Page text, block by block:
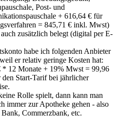
Post- und
+ 616,64 € für
= 845,71 € inkl. Mwst)
zusätzlich belegt (digital per E-
habe ich folgenden Anbieter
er relativ geringe Kosten hat:
* 12 Monate + 19% Mwst = 99,96
den Start-Tarif bei jährlicher
Rolle spielt, dann kann man
immer zur Apotheke gehen - also
Commerzbank, etc.